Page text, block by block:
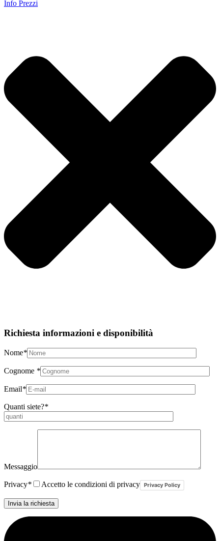
Info Prezzi
Richiesta informazioni e disponibilità
Nome*
Cognome *
Email*
Quanti siete?*
Messaggio
Privacy* Accetto le condizioni di privacy Privacy Policy